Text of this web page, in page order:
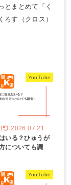
とまとめて「く
す（クロス）
YouTube
2026.07.21
いる？ひゅうが
についても調
YouTube